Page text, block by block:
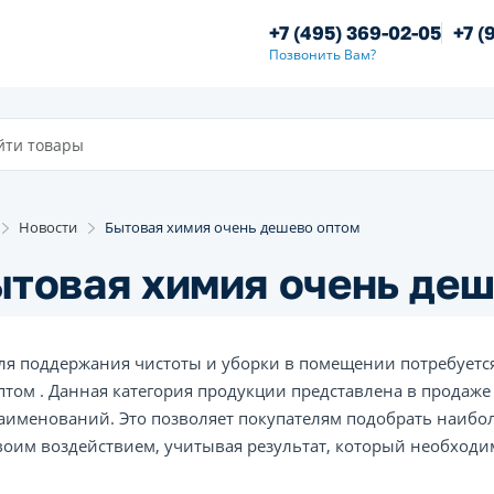
+7 (495) 369-02-05 +7
Позвонить Вам?
Новости Бытовая химия очень дешево оптом
химия очень
поддержания чистоты и уборки в помещении
. Данная категория продукции представлена в
Это позволяет покупателям подобрать
воздействием, учитывая результат, который